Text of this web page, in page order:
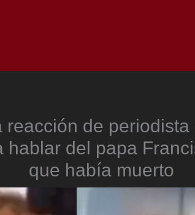
reacción de periodista
hablar del papa
que había muerto